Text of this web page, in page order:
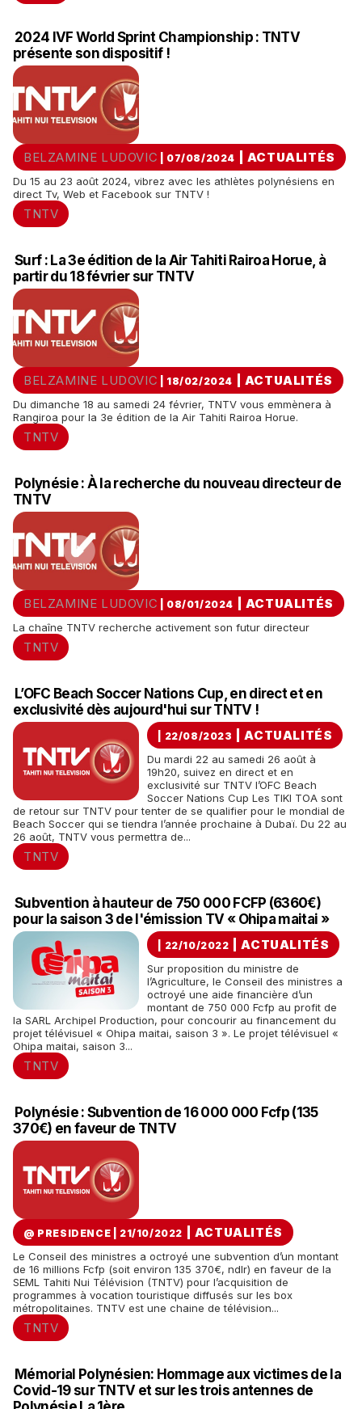
2024 IVF World Sprint Championship : TNTV
présente son dispositif !
BELZAMINE LUDOVIC | 07/08/2024 ACTUALITÉS
Du 15 au 23 août 2024, vibrez avec les athlètes polynésiens en
direct Tv, Web et Facebook sur TNTV !
TNTV
Surf : La 3e édition de la Air Tahiti Rairoa Horue, à
partir du 18 février sur TNTV
BELZAMINE LUDOVIC | 18/02/2024 ACTUALITÉS
Du dimanche 18 au samedi 24 février, TNTV vous emmènera à
Rangiroa pour la 3e édition de la Air Tahiti Rairoa Horue.
TNTV
Polynésie : À la recherche du nouveau directeur de
TNTV
BELZAMINE LUDOVIC | 08/01/2024 ACTUALITÉS
La chaîne TNTV recherche activement son futur directeur
TNTV
L’OFC Beach Soccer Nations Cup, en direct et en
exclusivité dès aujourd'hui sur TNTV !
| 22/08/2023 |ACTUALITÉS
Du mardi 22 au samedi 26 août à
19h20, suivez en direct et en
exclusivité sur TNTV l’OFC Beach
Soccer Nations Cup Les TIKI TOA sont
de retour sur TNTV pour tenter de se qualifier pour le mondial de
Beach Soccer qui se tiendra l’année prochaine à Dubaï. Du 22 au
26 août, TNTV vous permettra de...
TNTV
Subvention à hauteur de 750 000 FCFP (6360€)
pour la saison 3 de l'émission TV « Ohipa maitai »
| 22/10/2022 |ACTUALITÉS
Sur proposition du ministre de
l’Agriculture, le Conseil des ministres a
octroyé une aide financière d’un
montant de 750 000 Fcfp au profit de
la SARL Archipel Production, pour concourir au financement du
projet télévisuel « Ohipa maitai, saison 3 ». Le projet télévisuel «
Ohipa maitai, saison 3...
TNTV
Polynésie : Subvention de 16 000 000 Fcfp (135
370€) en faveur de TNTV
@ PRESIDENCE | 21/10/2022 ACTUALITÉS
Le Conseil des ministres a octroyé une subvention d’un montant
de 16 millions Fcfp (soit environ 135 370€, ndlr) en faveur de la
SEML Tahiti Nui Télévision (TNTV) pour l’acquisition de
programmes à vocation touristique diffusés sur les box
métropolitaines. TNTV est une chaine de télévision...
TNTV
Mémorial Polynésien: Hommage aux victimes de la
Covid-19 sur TNTV et sur les trois antennes de